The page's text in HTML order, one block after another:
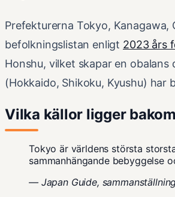
Prefekturerna Tokyo, Kanagawa,
befolkningslistan enligt 2023 års
Honshu, vilket skapar en
(Hokkaido, Shikoku, Kyushu) har
Vilka källor ligger
Tokyo är världens största
sammanhängande bebyggelse
— Japan Guide,